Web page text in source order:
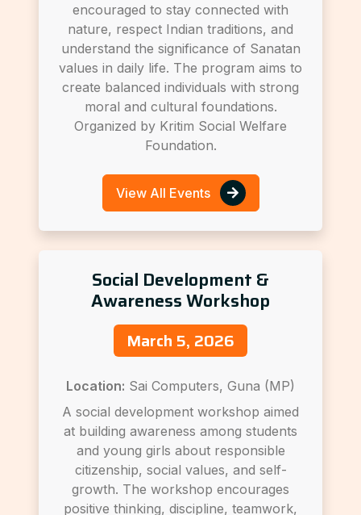
encouraged to stay connected with
nature, respect Indian traditions, and
understand the significance of Sanatan
values in daily life. The program aims to
create balanced individuals with strong
moral and cultural foundations.
Organized by Kritim Social Welfare
Foundation.
View All Events
Social Development &
Awareness Workshop
March 5, 2026
Location: Sai Computers, Guna (MP)
A social development workshop aimed
at building awareness among students
and young girls about responsible
citizenship, social values, and self-
growth. The workshop encourages
positive thinking, discipline, teamwork,